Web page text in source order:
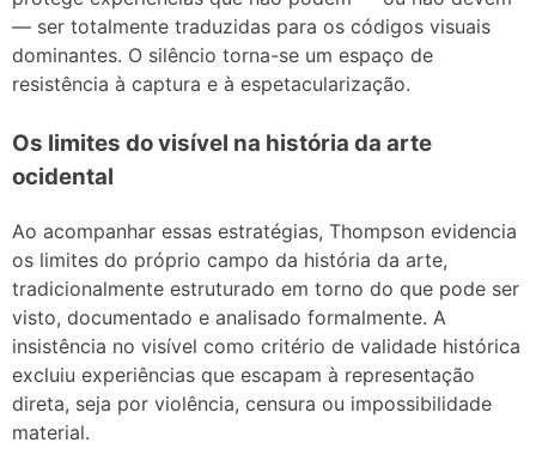
— ser totalmente traduzidas para os códigos visuais
dominantes. O silêncio torna-se um espaço de
resistência à captura e à espetacularização.
Os limites do visível na história da arte
ocidental
Ao acompanhar essas estratégias, Thompson evidencia
os limites do próprio campo da história da arte,
tradicionalmente estruturado em torno do que pode ser
visto, documentado e analisado formalmente. A
insistência no visível como critério de validade histórica
excluiu experiências que escapam à representação
direta, seja por violência, censura ou impossibilidade
material.